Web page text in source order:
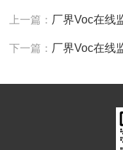
上一篇： 厂界Voc在线
下一篇： 厂界Voc在线监